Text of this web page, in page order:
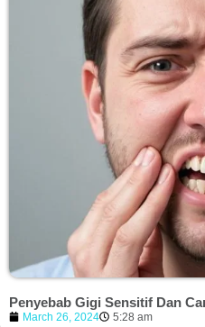
Penyebab Gigi Sensitif Dan
March 26, 2024 5:28 am